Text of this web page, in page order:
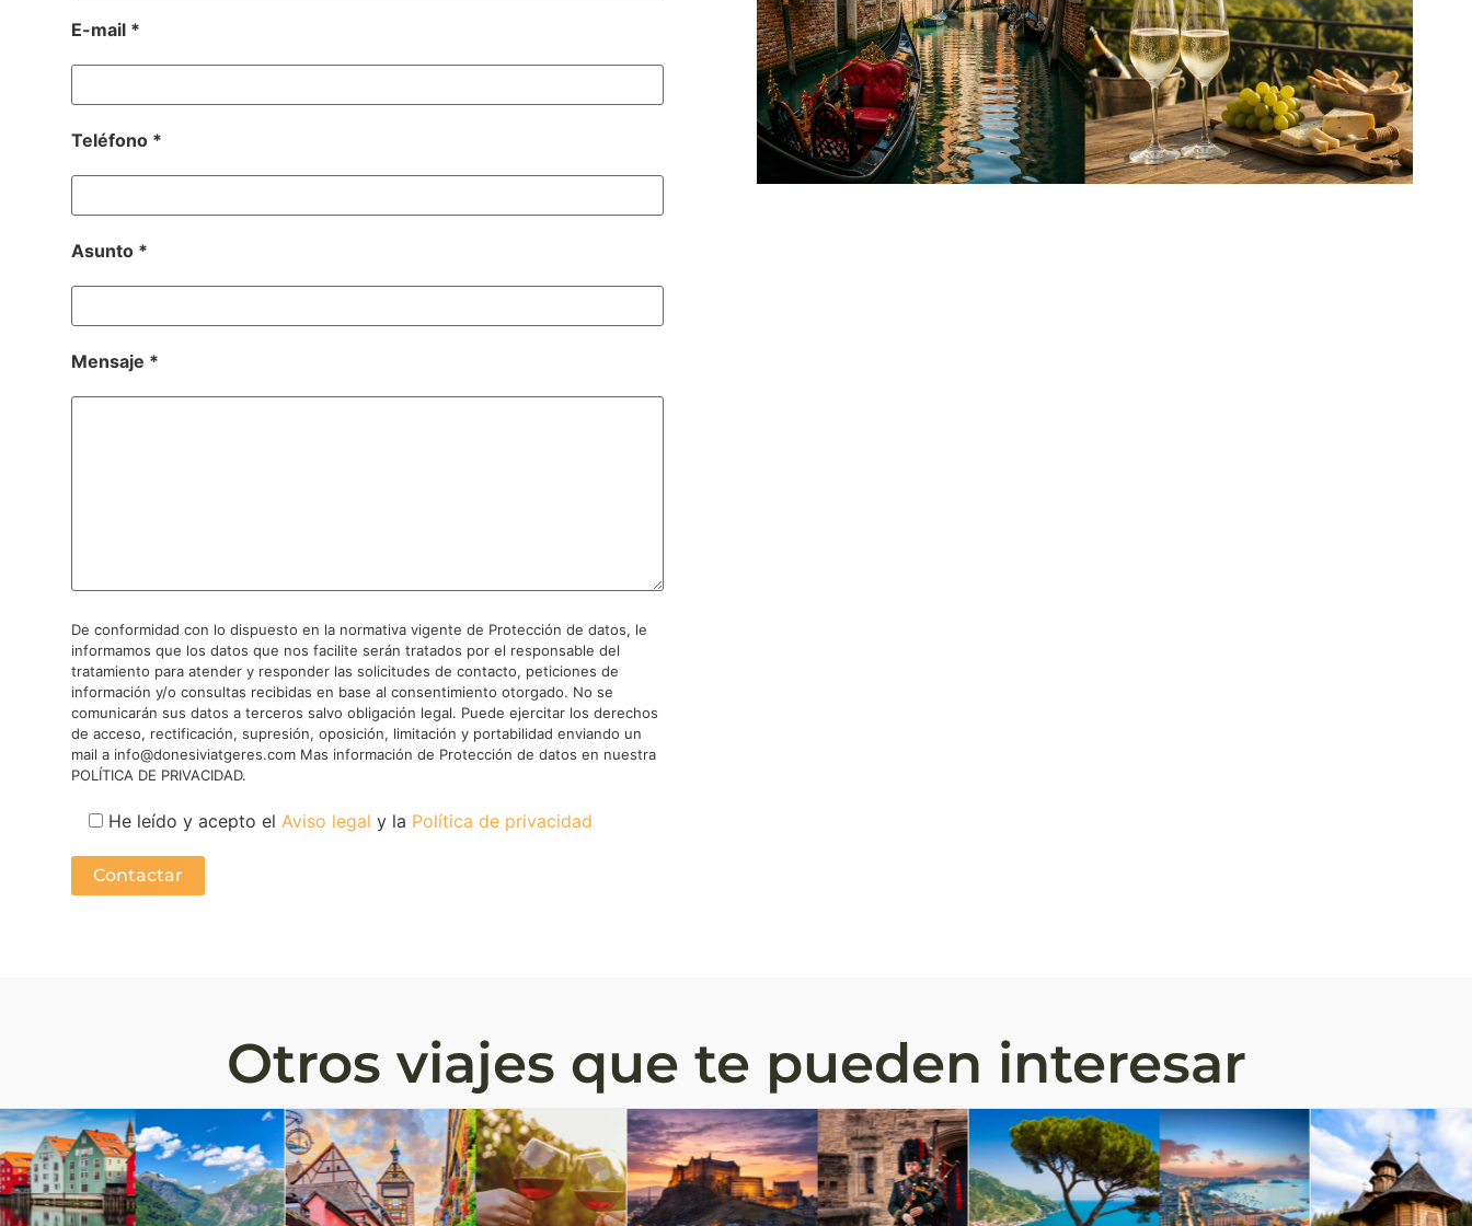
E-mail *
Teléfono *
Asunto *
Mensaje *
De conformidad con lo dispuesto en la normativa vigente de Protección de datos, le
informamos que los datos que nos facilite serán tratados por el responsable del
tratamiento para atender y responder las solicitudes de contacto, peticiones de
información y/o consultas recibidas en base al consentimiento otorgado. No se
comunicarán sus datos a terceros salvo obligación legal. Puede ejercitar los derechos
de acceso, rectificación, supresión, oposición, limitación y portabilidad enviando un
mail a info@donesiviatgeres.com Mas información de Protección de datos en nuestra
POLÍTICA DE PRIVACIDAD.
He leído y acepto el Aviso legal y la Política de privacidad
Otros viajes que te pueden interesar